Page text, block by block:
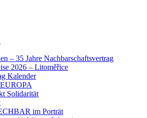
– 35 Jahre Nachbarschaftsvertrag
2026 – Litoměřice
Kalender
Solidarität
im Porträt